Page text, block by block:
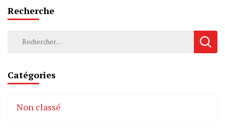
Recherche
Rechercher :
Catégories
Non classé